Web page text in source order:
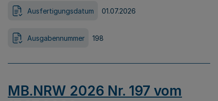
Ausfertigungsdatum 01.07.2026
Ausgabennummer 198
MB.NRW 2026 Nr. 197 vom